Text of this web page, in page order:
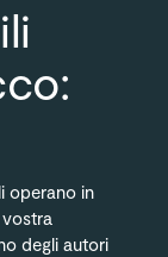
operano in
degli autori